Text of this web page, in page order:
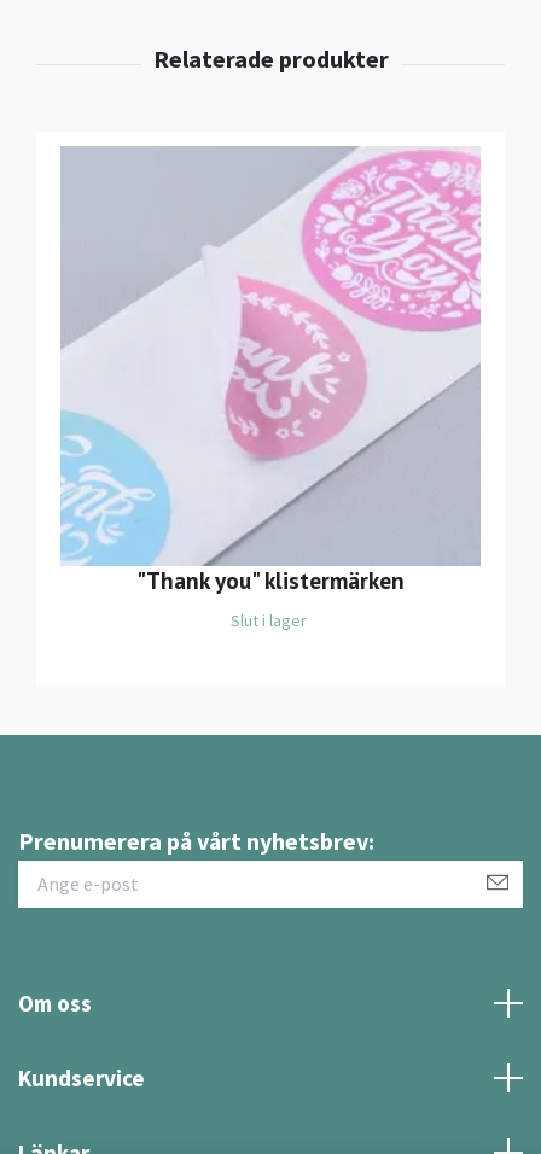
"Thank you" klistermärken
Slut i lager
Prenumerera på vårt nyhetsbrev:
Om oss
Kundservice